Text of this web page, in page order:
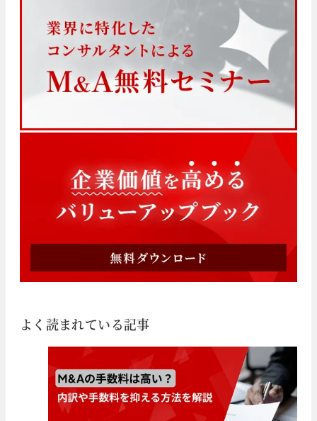
よく読まれている記事